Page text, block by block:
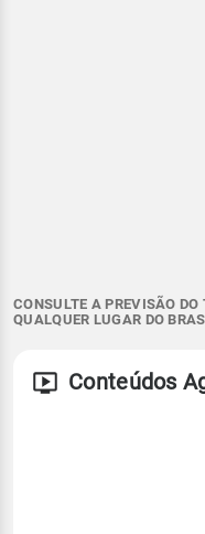
CONSULTE A PREVISÃO
QUALQUER LUGAR DO
Conteúdos